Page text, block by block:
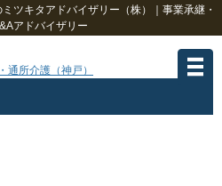
ツキタアドバイザリー（株）｜事業承継・
アドバイザリー
通所介護（神戸）